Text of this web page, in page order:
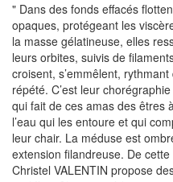
" Dans des fonds effacés
opaques, protégeant les
la masse gélatineuse, elles
leurs orbites, suivis de
croisent, s’emmêlent,
répété. C’est leur
qui fait de ces amas des êtres
l’eau qui les entoure et qui
leur chair. La méduse est
extension filandreuse. De
Christel VALENTIN propose